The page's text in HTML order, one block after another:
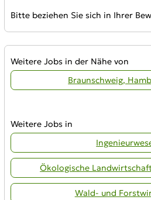
Bitte beziehen Sie sich in Ihrer
Weitere Jobs in der Nähe von
Braunschweig,
Weitere Jobs in
Ökologische
Wald- und